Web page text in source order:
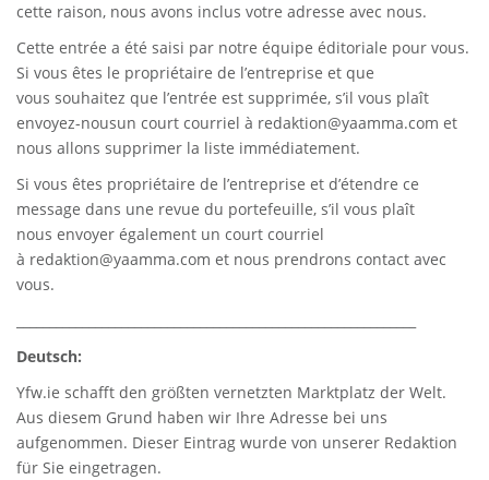
cette raison, nous avons inclus votre adresse avec nous.
Cette entrée a été saisi par notre équipe éditoriale pour vous.
Si vous êtes le propriétaire de l’entreprise et que
vous souhaitez que l’entrée est supprimée, s’il vous plaît
envoyez-nousun court courriel à redaktion@yaamma.com et
nous allons supprimer la liste immédiatement.
Si vous êtes propriétaire de l’entreprise et d’étendre ce
message dans une revue du portefeuille, s’il vous plaît
nous envoyer également un court courriel
à redaktion@yaamma.com et nous prendrons contact avec
vous.
Deutsch:
Yfw.ie schafft den größten vernetzten Marktplatz der Welt.
Aus diesem Grund haben wir Ihre Adresse bei uns
aufgenommen. Dieser Eintrag wurde von unserer Redaktion
für Sie eingetragen.